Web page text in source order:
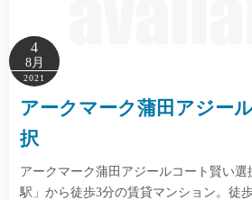
4
8月
2021
アークマーク蒲田アジー
択
アークマーク蒲田アジールコート賢い選
駅」から徒歩3分の賃貸マンション。徒